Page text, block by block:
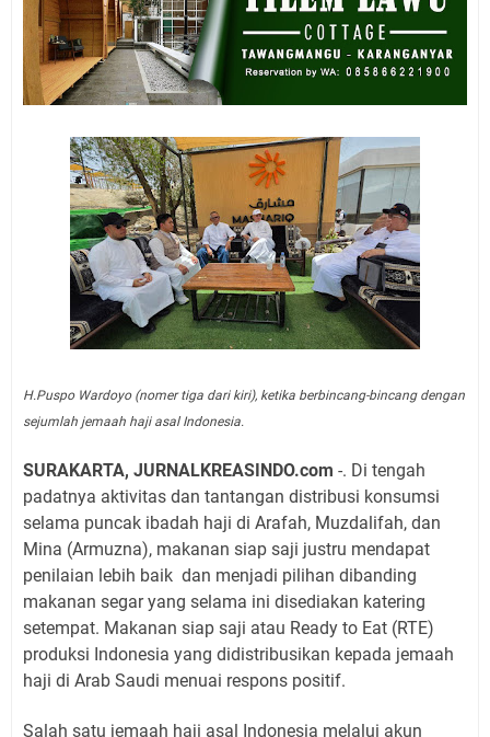
H.Puspo Wardoyo (nomer tiga dari kiri), ketika berbincang-bincang dengan
sejumlah jemaah haji asal Indonesia.
SURAKARTA, JURNALKREASINDO.com -. Di tengah
padatnya aktivitas dan tantangan distribusi konsumsi
selama puncak ibadah haji di Arafah, Muzdalifah, dan
Mina (Armuzna), makanan siap saji justru mendapat
penilaian lebih baik dan menjadi pilihan dibanding
makanan segar yang selama ini disediakan katering
setempat. Makanan siap saji atau Ready to Eat (RTE)
produksi Indonesia yang didistribusikan kepada jemaah
haji di Arab Saudi menuai respons positif.
Salah satu jemaah haji asal Indonesia melalui akun